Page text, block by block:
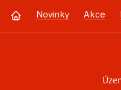
Novinky Akce